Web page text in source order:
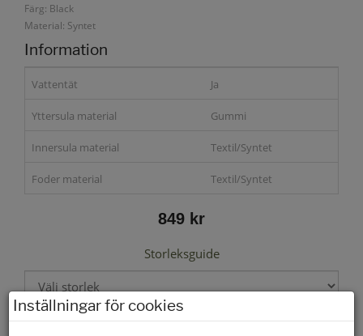
Färg: Black
Material: Syntet
Information
Vattentät Ja
Yttersula material Gummi
Innersula material Textil/Syntet
Foder material Textil/Syntet
849 kr
Storleksguide
Inställningar för cookies